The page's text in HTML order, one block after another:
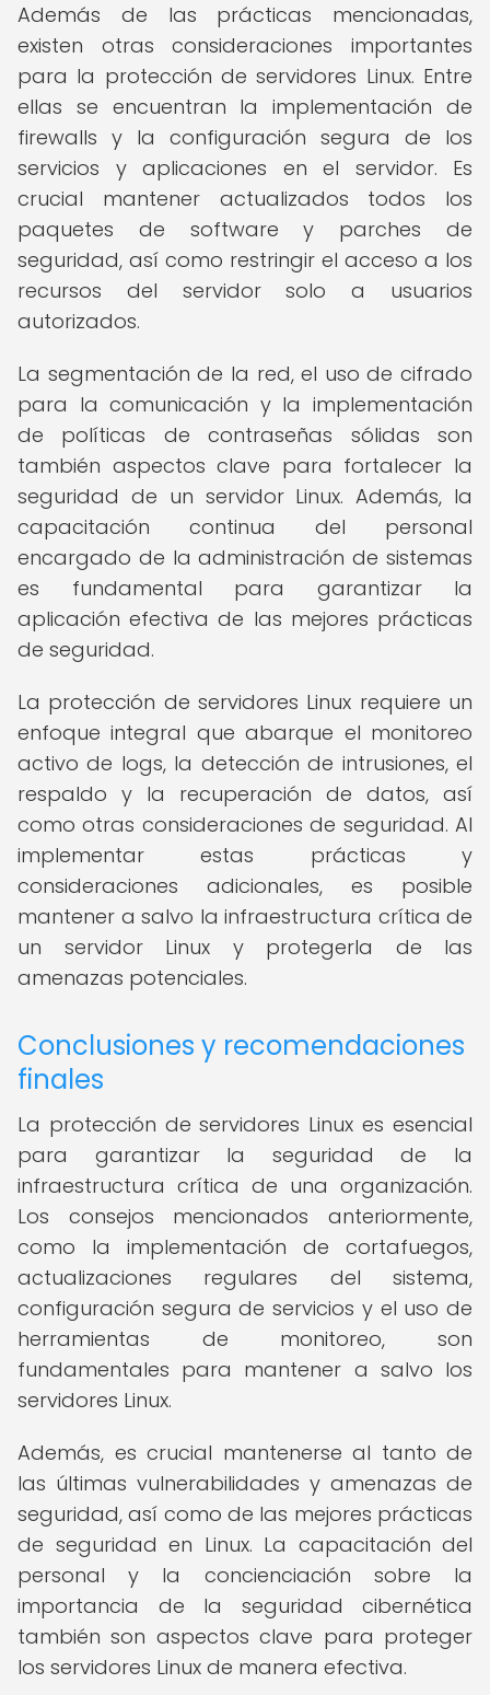
Además de las prácticas mencionadas,
existen otras consideraciones importantes
para la protección de servidores Linux. Entre
ellas se encuentran la implementación de
firewalls y la configuración segura de los
servicios y aplicaciones en el servidor. Es
crucial mantener actualizados todos los
paquetes de software y parches de
seguridad, así como restringir el acceso a los
recursos del servidor solo a usuarios
autorizados.
La segmentación de la red, el uso de cifrado
para la comunicación y la implementación
de políticas de contraseñas sólidas son
también aspectos clave para fortalecer la
seguridad de un servidor Linux. Además, la
capacitación continua del personal
encargado de la administración de sistemas
es fundamental para garantizar la
aplicación efectiva de las mejores prácticas
de seguridad.
La protección de servidores Linux requiere un
enfoque integral que abarque el monitoreo
activo de logs, la detección de intrusiones, el
respaldo y la recuperación de datos, así
como otras consideraciones de seguridad. Al
implementar estas prácticas y
consideraciones adicionales, es posible
mantener a salvo la infraestructura crítica de
un servidor Linux y protegerla de las
amenazas potenciales.
Conclusiones y recomendaciones
finales
La protección de servidores Linux es esencial
para garantizar la seguridad de la
infraestructura crítica de una organización.
Los consejos mencionados anteriormente,
como la implementación de cortafuegos,
actualizaciones regulares del sistema,
configuración segura de servicios y el uso de
herramientas de monitoreo, son
fundamentales para mantener a salvo los
servidores Linux.
Además, es crucial mantenerse al tanto de
las últimas vulnerabilidades y amenazas de
seguridad, así como de las mejores prácticas
de seguridad en Linux. La capacitación del
personal y la concienciación sobre la
importancia de la seguridad cibernética
también son aspectos clave para proteger
los servidores Linux de manera efectiva.